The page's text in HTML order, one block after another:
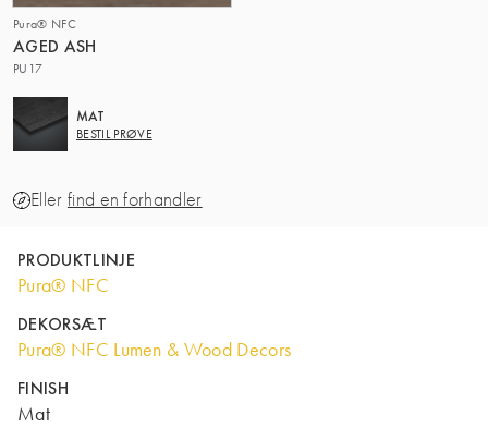
Pura® NFC
AGED ASH
PU17
MAT
BESTIL PRØVE
Eller find en forhandler
PRODUKTLINJE
Pura® NFC
DEKORSÆT
Pura® NFC Lumen & Wood Decors
FINISH
Mat